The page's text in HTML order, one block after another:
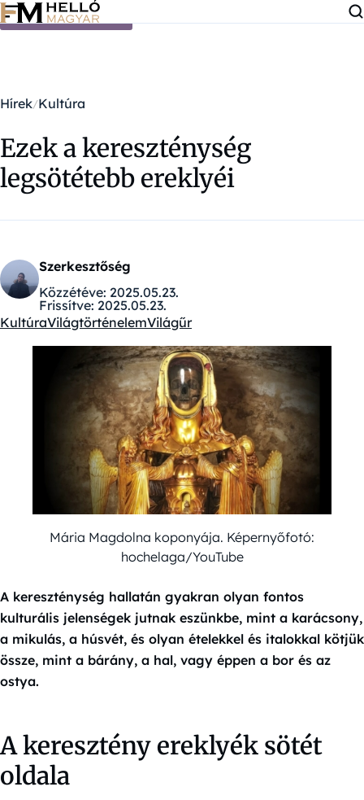
Ugrás a tartalomra
Hírek Kultúra
Ezek a kereszténység
legsötétebb ereklyéi
Szerkesztőség
Közzétéve: 2025.05.23.
Frissítve: 2025.05.23.
Kategóriák:
KultúraVilágtörténelemVilágűr
Mária Magdolna koponyája. Képernyőfotó:
hochelaga/YouTube
A kereszténység hallatán gyakran olyan fontos
kulturális jelenségek jutnak eszünkbe, mint a karácsony,
a mikulás, a húsvét, és olyan ételekkel és italokkal kötjük
össze, mint a bárány, a hal, vagy éppen a bor és az
ostya.
A keresztény ereklyék sötét
oldala